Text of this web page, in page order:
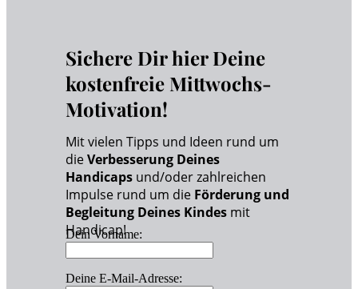
Sichere Dir hier Deine
kostenfreie Mittwochs-
Motivation!
Mit vielen Tipps und Ideen rund um
dieVerbesserung Deines
Handicaps und/oder zahlreichen
Impulse rund um die Förderung und
Begleitung Deines Kindes mit
Handicap!
Dein Vorname:
Deine E-Mail-Adresse: